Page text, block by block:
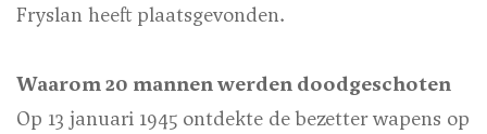
Fryslan heeft plaatsgevonden.
Waarom 20 mannen werden doodgeschoten
Op 13 januari 1945 ontdekte de bezetter wapens op